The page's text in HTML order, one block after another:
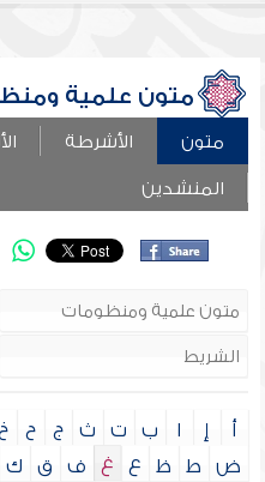
متون علمية
متون الأشرطة
المنشدين
أ إ ا ب ت ث ج ح
ض
ط ظ ع غ ف ق ك